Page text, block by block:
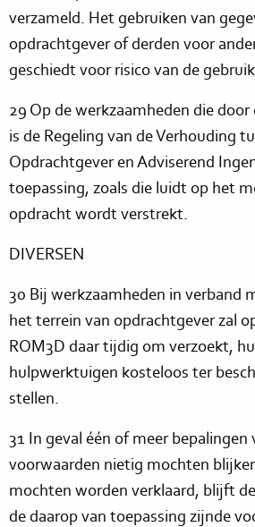
verzameld. Het gebruiken van
opdrachtgever of derden voor
geschiedt voor risico van de
29 Op de werkzaamheden die
is de Regeling van de Verhouding
Opdrachtgever en Adviserend
toepassing, zoals die luidt op het
opdracht wordt verstrekt.
DIVERSEN
30 Bij werkzaamheden in verband
het terrein van opdrachtgever zal
ROM3D daar tijdig om verzoekt,
hulpwerktuigen kosteloos ter
stellen.
31 In geval één of meer bepalingen
voorwaarden nietig mochten
mochten worden verklaard, blijft
de daarop van toepassing zijnde